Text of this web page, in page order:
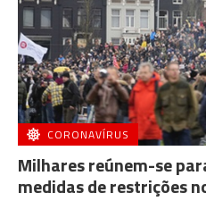
CORONAVÍRUS
Milhares reúnem-se
medidas de restrições